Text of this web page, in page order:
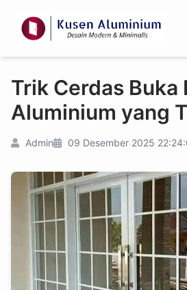
Trik Cerdas Buka
Aluminium yang
Admin 09 Desember 2025